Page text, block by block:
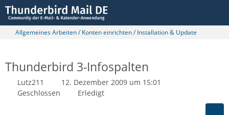
Allgemeines Arbeiten / Konten einrichten / Installation & Update
Thunderbird 3-Infospalten
Lutz211
12. Dezember 2009 um 15:01
Geschlossen
Erledigt